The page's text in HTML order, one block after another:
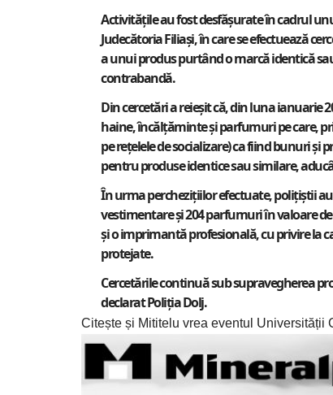
Activitățile au fost desfășurate în cadrul
Judecătoria Filiași, în care se efectuează
a unui produs purtând o marcă identică
contrabandă.
Din cercetări a reieșit că, din luna ianuarie
haine, încălțăminte și parfumuri pe care,
pe rețelele de socializare) ca fiind bunuri
pentru produse identice sau similare,
În urma perchezițiilor efectuate, polițiștii
vestimentare și 204 parfumuri în valoare
și o imprimantă profesională, cu privire la
protejate.
Cercetările continuă sub supravegherea
declaratPoliția Dolj.
Citește și Mititelu vrea eventul Universității